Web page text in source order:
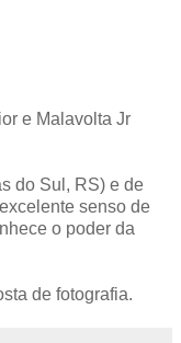
e Malavolta Jr
do Sul, RS) e de
senso de
o poder da
de fotografia.